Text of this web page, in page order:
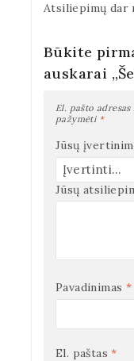
Atsiliepimų dar
Būkite
auskarai
El. pašto adresas
pažymėti *
Jūsų
Jūsų
Pavadinimas *
El. paštas*